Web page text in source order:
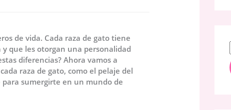
de vida. Cada raza de gato tiene
que les otorgan una personalidad
diferencias? Ahora vamos a
raza de gato, como el pelaje del
sumergirte en un mundo de